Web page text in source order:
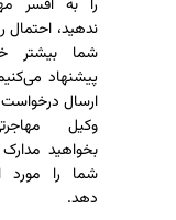
را به افسر
ندهید،
شما بیشتر
پیشنهاد
ارسال
وکیل
بخواهید
شما را مورد
دهد.